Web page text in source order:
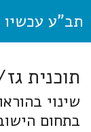
תב"ע עכשיו
תוכנית גז/1/632ב חבל
שינוי
בתחום